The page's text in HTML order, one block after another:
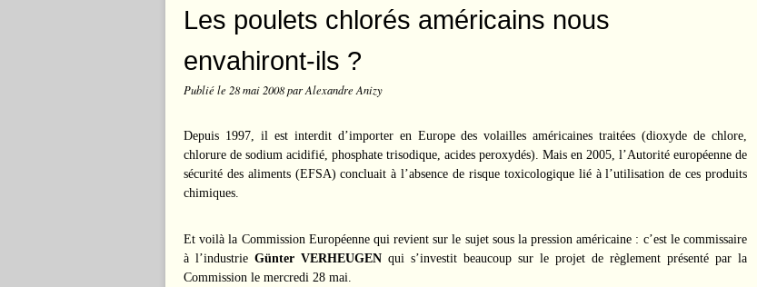
Les poulets chlorés américains nous
envahiront-ils ?
Publié le 28 mai 2008par Alexandre Anizy
Depuis 1997, il est interdit d’importer en Europe des volailles américaines traitées (dioxyde de chlore,
chlorure de sodium acidifié, phosphate trisodique, acides peroxydés). Mais en 2005, l’Autorité européenne de
sécurité des aliments (EFSA) concluait à l’absence de risque toxicologique lié à l’utilisation de ces produits
chimiques.
Et voilà la Commission Européenne qui revient sur le sujet sous la pression américaine : c’est le commissaire
à l’industrie Günter VERHEUGEN qui s’investit beaucoup sur le projet de règlement présenté par la
Commission le mercredi 28 mai.